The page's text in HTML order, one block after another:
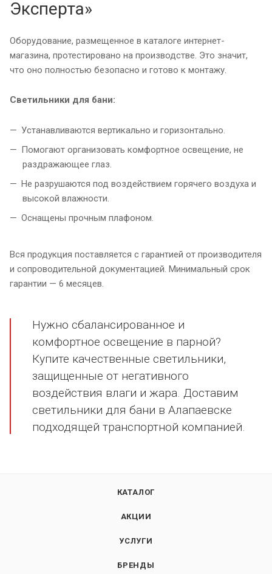
Эксперта»
Оборудование, размещенное в каталоге интернет-
магазина, протестировано на производстве. Это значит,
что оно полностью безопасно и готово к монтажу.
Светильники для бани:
Устанавливаются вертикально и горизонтально.
Помогают организовать комфортное освещение, не
раздражающее глаз.
Не разрушаются под воздействием горячего воздуха и
высокой влажности.
Оснащены прочным плафоном.
Вся продукция поставляется с гарантией от производителя
и сопроводительной документацией. Минимальный срок
гарантии — 6 месяцев.
Нужно сбалансированное и
комфортное освещение в парной?
Купите качественные светильники,
защищенные от негативного
воздействия влаги и жара. Доставим
светильники для бани в Алапаевске
подходящей транспортной компанией.
КАТАЛОГ
АКЦИИ
УСЛУГИ
БРЕНДЫ